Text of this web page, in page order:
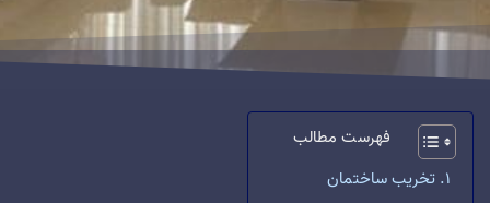
فهرست مطالب
تخریب ساختمان